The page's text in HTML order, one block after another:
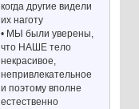
когда другие видели
их наготу
• МЫ были уверены,
что НАШЕ тело
некрасивое,
непривлекательное
и поэтому вполне
естественно